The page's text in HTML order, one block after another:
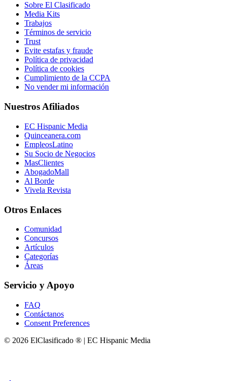
Sobre El Clasificado
Media Kits
Trabajos
Términos de servicio
Trust
Evite estafas y fraude
Política de privacidad
Política de cookies
Cumplimiento de la CCPA
No vender mi información
Nuestros Afiliados
EC Hispanic Media
Quinceanera.com
EmpleosLatino
Su Socio de Negocios
MasClientes
AbogadoMall
Al Borde
Vivela Revista
Otros Enlaces
Comunidad
Concursos
Artículos
Categorías
Áreas
Servicio y Apoyo
FAQ
Contáctanos
Consent Preferences
© 2026 ElClasificado ® | EC Hispanic Media